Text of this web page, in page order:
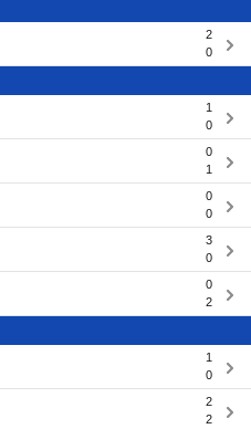
2
0
1
0
0
1
0
0
3
0
0
2
1
0
2
2